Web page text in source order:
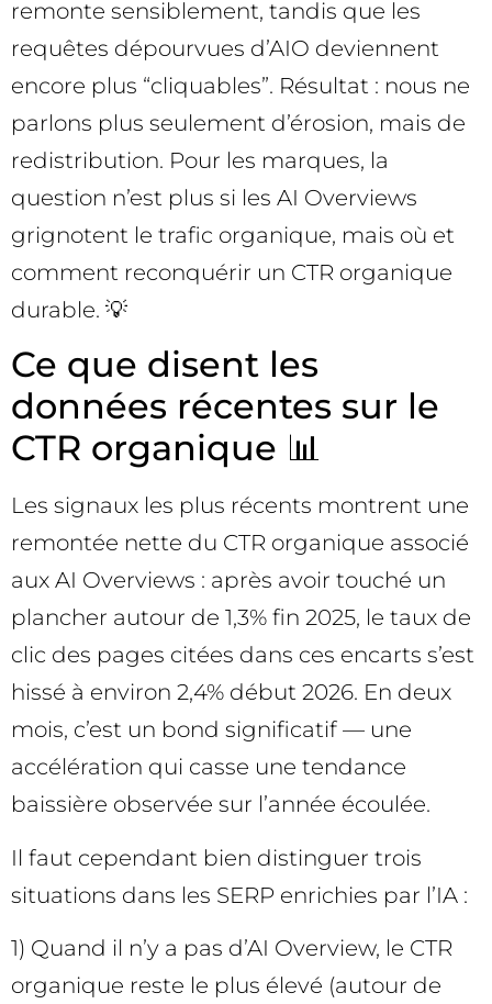
remonte sensiblement, tandis que les
requêtes dépourvues d’AIO deviennent
encore plus “cliquables”. Résultat : nous ne
parlons plus seulement d’érosion, mais de
redistribution. Pour les marques, la
question n’est plus si les AI Overviews
grignotent le trafic organique, mais où et
comment reconquérir un CTR organique
durable. 💡
Ce que disent les
données récentes sur le
CTR organique 📊
Les signaux les plus récents montrent une
remontée nette du CTR organique associé
aux AI Overviews : après avoir touché un
plancher autour de 1,3% fin 2025, le taux de
clic des pages citées dans ces encarts s’est
hissé à environ 2,4% début 2026. En deux
mois, c’est un bond significatif — une
accélération qui casse une tendance
baissière observée sur l’année écoulée.
Il faut cependant bien distinguer trois
situations dans les SERP enrichies par l’IA :
1) Quand il n’y a pas d’AI Overview, le CTR
organique reste le plus élevé (autour de